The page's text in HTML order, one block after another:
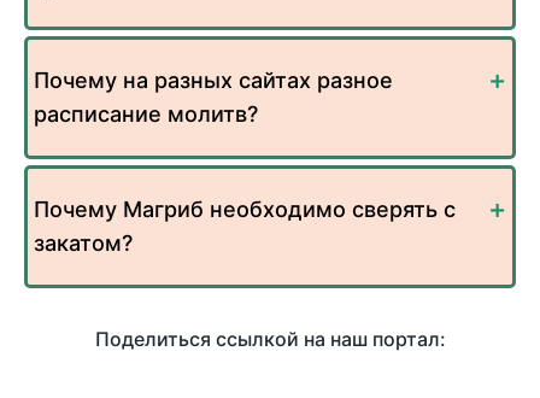
Почему на разных сайтах разное
расписание молитв?
Почему Магриб необходимо сверять с
закатом?
Поделиться ссылкой на наш портал: